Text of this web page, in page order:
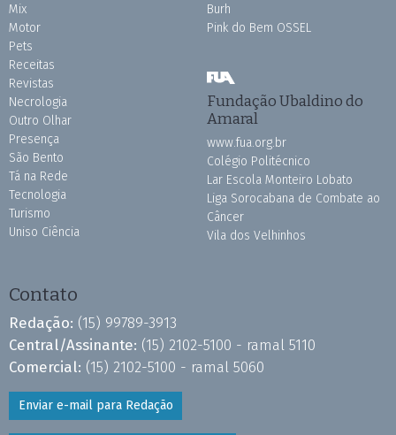
Mix
Motor
Pets
Receitas
Revistas
Necrologia
Outro Olhar
Presença
São Bento
Tá na Rede
Tecnologia
Turismo
Uniso Ciência
Burh
Pink do Bem OSSEL
Fundação Ubaldino do
Amaral
www.fua.org.br
Colégio Politécnico
Lar Escola Monteiro Lobato
Liga Sorocabana de Combate ao
Câncer
Vila dos Velhinhos
Contato
Redação: (15) 99789-3913
Central/Assinante: (15) 2102-5100 - ramal 5110
Comercial: (15) 2102-5100 - ramal 5060
Enviar e-mail para Redação